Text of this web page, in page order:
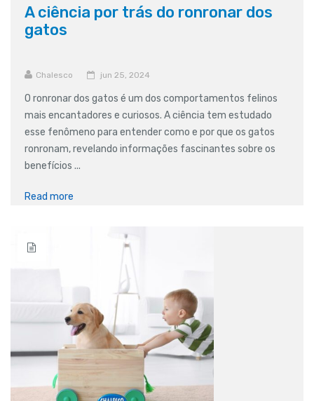
A ciência por trás do ronronar dos
gatos
Chalesco jun 25, 2024
O ronronar dos gatos é um dos comportamentos felinos
mais encantadores e curiosos. A ciência tem estudado
esse fenômeno para entender como e por que os gatos
ronronam, revelando informações fascinantes sobre os
benefícios ...
Read more